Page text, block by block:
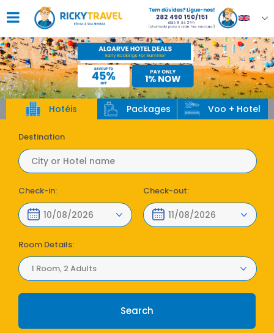
Hotéis Packages Voo + Hotel
Destination
Check-in: Check-out:
Room Details:
1 Room, 2 Adults